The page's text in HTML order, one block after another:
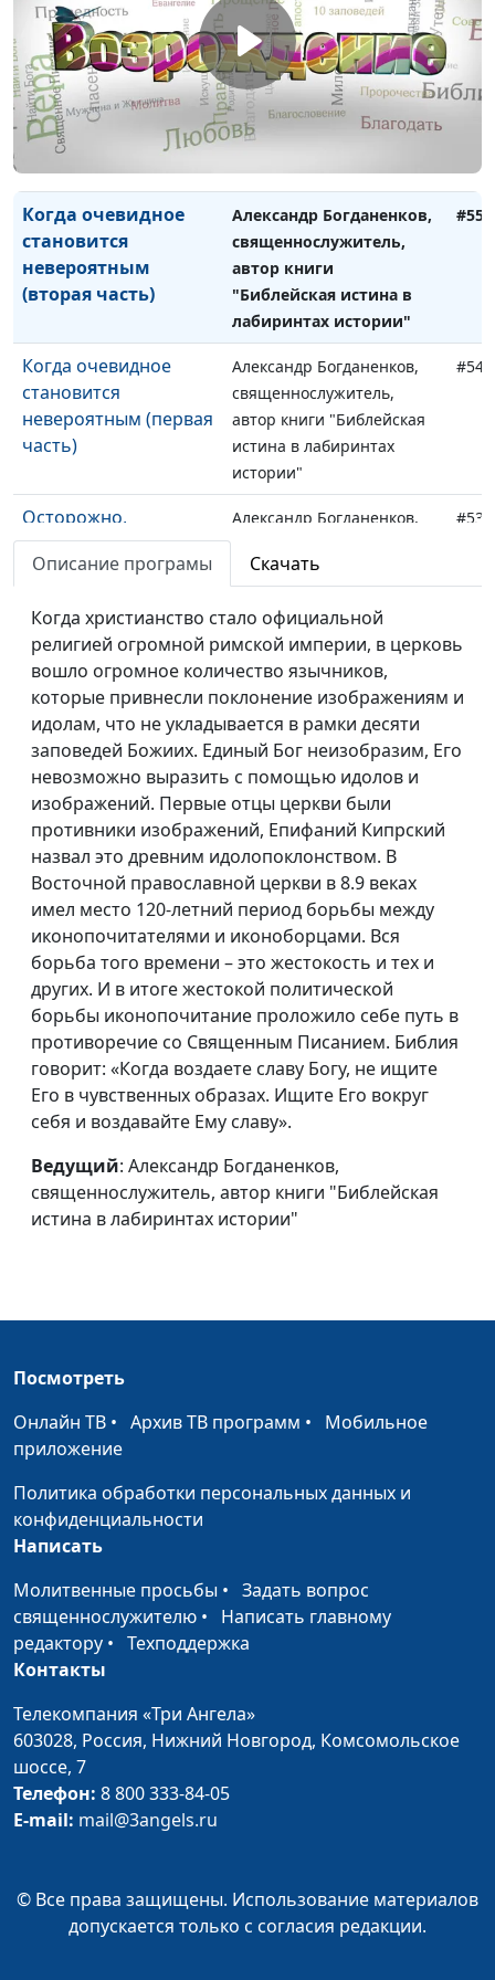
истории"
По праву памяти
(первая часть)
Александр Богданенков,
священнослужитель,
автор книги "Библейская
истина в лабиринтах
истории"
#56
Когда очевидное
становится
невероятным
(вторая часть)
Александр Богданенков,
священнослужитель,
автор книги
"Библейская истина в
лабиринтах истории"
#55
Когда очевидное
становится
невероятным (первая
часть)
Александр Богданенков,
священнослужитель,
автор книги "Библейская
истина в лабиринтах
истории"
#54
Осторожно,
подделка! (вторая
часть)
Александр Богданенков,
книги "Библейская истина
#53
Осторожно,
подделка! (первая
часть)
Александр Богданенков,
священнослужитель,автор
книги "Библейская истина
в лабиринтах истории"
#52
Тени великой борьбы
(третья часть)
Александр Богданенков,
священнослужитель,автор
книги "Библейская истина
в лабиринтах истории"
Тени великой борьбы
(вторая часть)
Александр Богданенков,
священнослужитель,
автор книги "Библейская
истина в лабиринтах
истории"
Тени великой борьбы
(первая часть)
Александр Богданенков,
священнослужитель,
автор книги "Библейская
истина в лабиринтах
#49
Благословение
Господне
Александр Гламоздинов,
священнослужитель
Противление воле
Божьей
Александр Гламоздинов,
священнослужитель
Рождение от воды
священнослужитель
Исполнение воли
Божьей Иисусом
священнослужитель
Вступая в наследство
Александр Гламоздинов,
священнослужитель
Богом
священнослужитель
Воля Божья для
человека
Обида
Виталий Олийник,
кандидат богословских
#38
Описание програмы Скачать
Когда христианство стало официальной
религией огромной римской империи, в церковь
вошло огромное количество язычников,
которые привнесли поклонение изображениям и
идолам, что не укладывается в рамки десяти
заповедей Божиих. Единый Бог неизобразим, Его
невозможно выразить с помощью идолов и
изображений. Первые отцы церкви были
противники изображений, Епифаний Кипрский
назвал это древним идолопоклонством. В
Восточной православной церкви в 8.9 веках
имел место 120-летний период борьбы между
иконопочитателями и иконоборцами. Вся
борьба того времени – это жестокость и тех и
других. И в итоге жестокой политической
борьбы иконопочитание проложило себе путь в
противоречие со Священным Писанием. Библия
говорит: «Когда воздаете славу Богу, не ищите
Его в чувственных образах. Ищите Его вокруг
себя и воздавайте Ему славу».
Ведущий: Александр Богданенков,
священнослужитель, автор книги "Библейская
истина в лабиринтах истории"
Посмотреть
Онлайн ТВ • Архив ТВ программ • Мобильное
приложение
Политика обработки персональных данных и
конфиденциальности
Написать
Молитвенные просьбы • Задать вопрос
священнослужителю • Написать главному
редактору • Техподдержка
Контакты
Телекомпания «Три Ангела»
603028, Россия, Нижний Новгород, Комсомольское
шоссе, 7
Телефон: 8 800 333-84-05
E-mail: mail@3angels.ru
© Все права защищены. Использование материалов
допускается только с согласия редакции.